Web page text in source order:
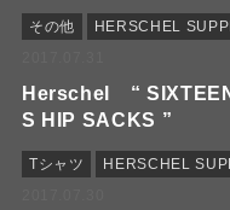
その他
HERSCHEL
Herschel “
S HIP SACKS ”
Tシャツ
HERSCHEL